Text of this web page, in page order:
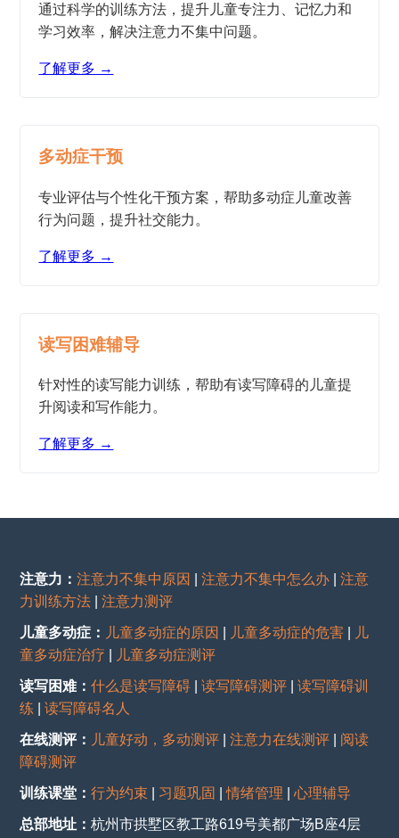
通过科学的训练方法，提升儿童专注力、记忆力和
学习效率，解决注意力不集中问题。
了解更多 →
多动症干预
专业评估与个性化干预方案，帮助多动症儿童改善
行为问题，提升社交能力。
了解更多 →
读写困难辅导
针对性的读写能力训练，帮助有读写障碍的儿童提
升阅读和写作能力。
了解更多 →
注意力：注意力不集中原因 |注意力不集中怎么办 |注意
力训练方法 |注意力测评
儿童多动症： 儿童多动症的原因 儿童多动症的危害
儿
童多动症治疗
儿童多动症测评
读写困难：什么是读写障碍 |读写障碍测评 |读写障碍训
练 |读写障碍名人
在线测评： 儿童好动，多动测评 |注意力在线测评
阅读
障碍测评
训练课堂：行为约束 习题巩固 |情绪管理 |心理辅导
总部地址：杭州市拱墅区教工路619号美都广场B座4层